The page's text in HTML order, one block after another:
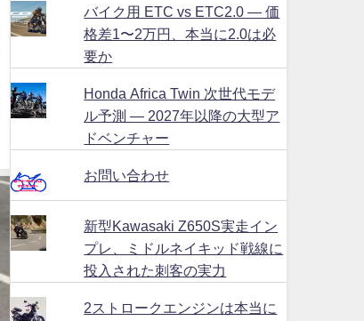
バイク用 ETC vs ETC2.0 ― 価
格差1〜2万円、本当に2.0は必
要か
Honda Africa Twin 次世代モデ
ル予測 ― 2027年以降の大型ア
ドベンチャー
お問い合わせ
新型Kawasaki Z650S実走イン
プレ、ミドルネイキッド戦線に
投入された刺客の実力
2ストロークエンジンは本当に